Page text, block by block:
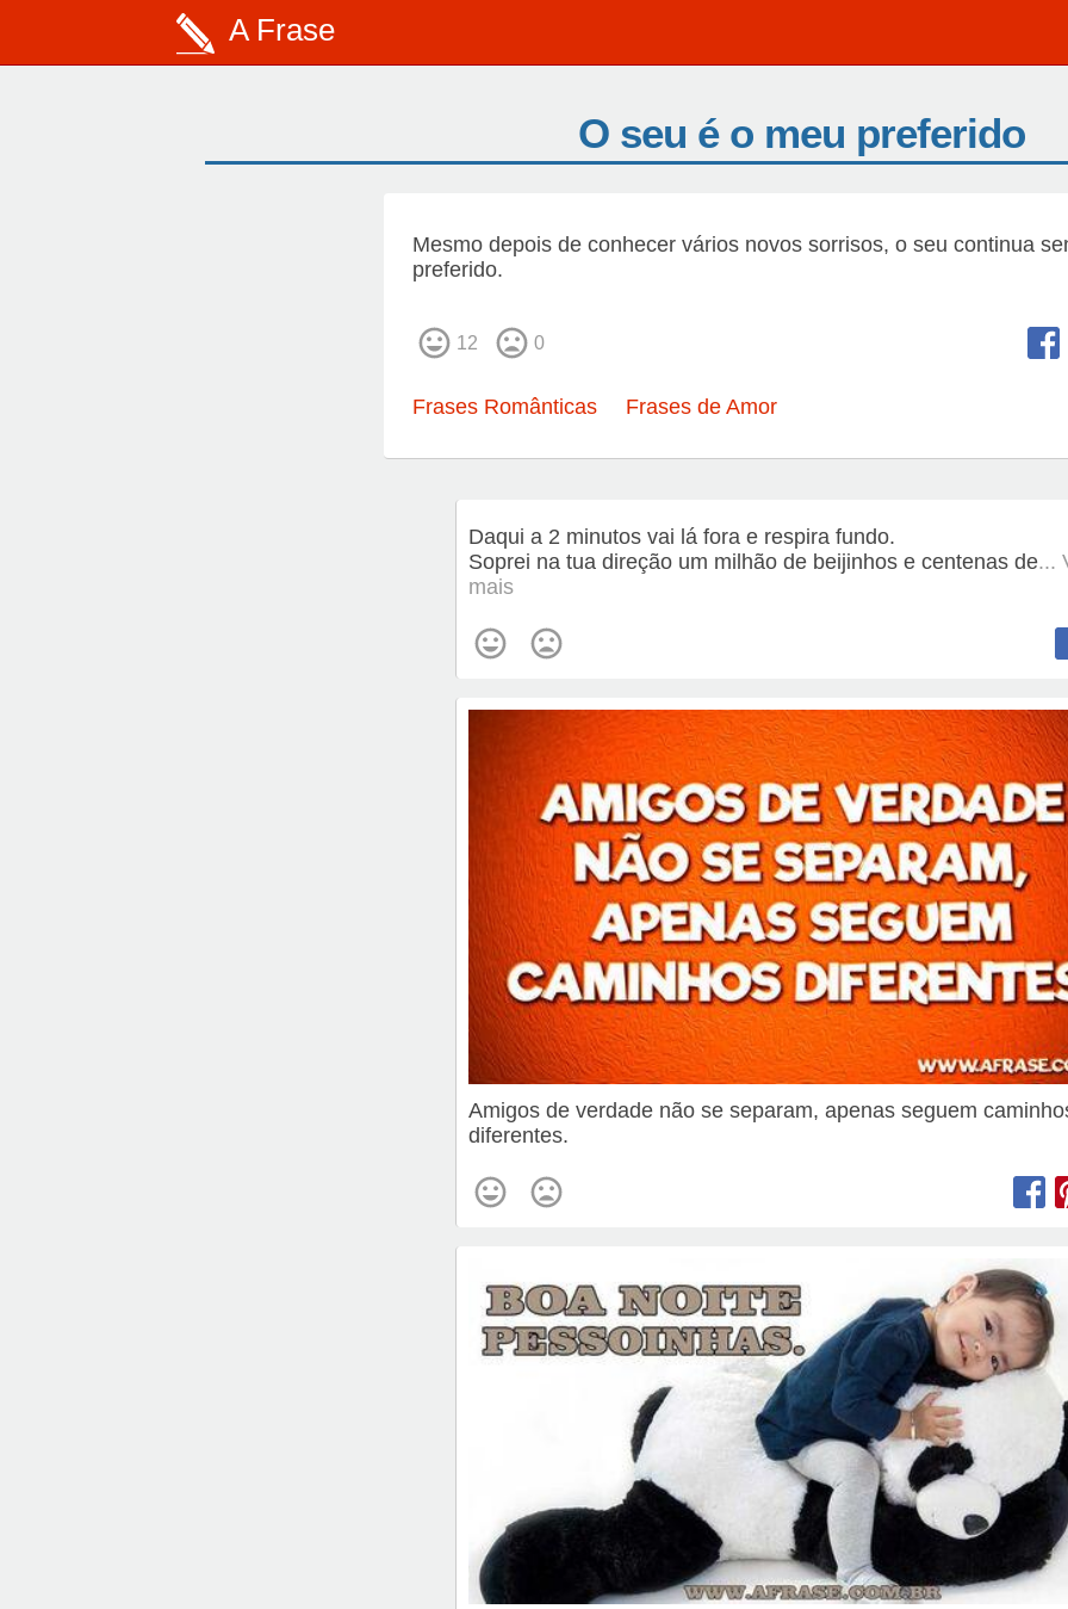
A Frase
O seu é o meu preferido
Mesmo depois de conhecer vários novos sorrisos, o seu continua
preferido.
12 0
Frases Românticas Frases de Amor
Daqui a 2 minutos vai lá fora e respira fundo.
Soprei na tua direção um milhão de beijinhos e centenas de...
mais
Amigos de verdade não se separam, apenas seguem
diferentes.